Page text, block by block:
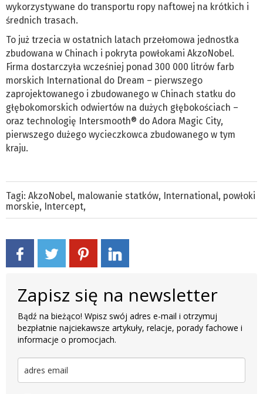
wykorzystywane do transportu ropy naftowej na krótkich i
średnich trasach.
To już trzecia w ostatnich latach przełomowa jednostka
zbudowana w Chinach i pokryta powłokami AkzoNobel.
Firma dostarczyła wcześniej ponad 300 000 litrów farb
morskich International do Dream – pierwszego
zaprojektowanego i zbudowanego w Chinach statku do
głębokomorskich odwiertów na dużych głębokościach –
oraz technologię Intersmooth® do Adora Magic City,
pierwszego dużego wycieczkowca zbudowanego w tym
kraju.
Tagi: AkzoNobel, malowanie statków, International, powłoki
morskie, Intercept,
Zapisz się na newsletter
Bądź na bieżąco! Wpisz swój adres e-mail i otrzymuj
bezpłatnie najciekawsze artykuły, relacje, porady fachowe i
informacje o promocjach.